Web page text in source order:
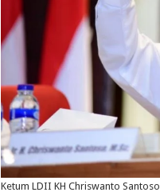
Ketum LDII KH Chriswanto Santoso